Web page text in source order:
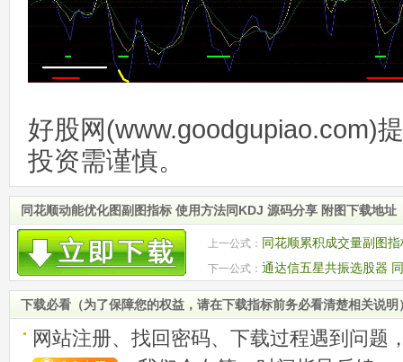
好股网(www.goodgupiao.com)
投资需谨慎。
同花顺动能优化图副图指标 使用方法同KDJ 源码分享 附图下载地址
上一公式： 同花顺累积成交量副图
下一公式： 通达信五星共振选股器
码附图
下载必看（为了保障您的权益，请在下载指标前务必看清楚相关说明
网站注册、找回密码、下载过程遇到问题